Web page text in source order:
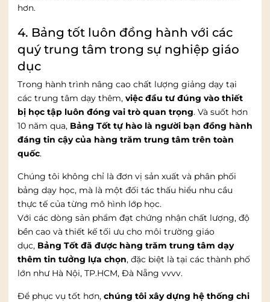
hơn.
4. Bảng tốt luôn đồng hành với các
quý trung tâm trong sự nghiệp giáo
dục
Trong hành trình nâng cao chất lượng giảng dạy tại
các trung tâm dạy thêm, việc đầu tư đúng vào thiết
bị học tập luôn đóng vai trò quan trọng. Và suốt hơn
10 năm qua, Bảng Tốt tự hào là người bạn đồng hành
đáng tin cậy của hàng trăm trung tâm trên toàn
quốc.
Chúng tôi không chỉ là đơn vị sản xuất và phân phối
bảng dạy học, mà là một đối tác thấu hiểu nhu cầu
thực tế của từng mô hình lớp học.
Với các dòng sản phẩm đạt chứng nhận chất lượng, độ
bền cao và thiết kế tối ưu cho môi trường giáo
dục, Bảng Tốt đã được hàng trăm trung tâm dạy
thêm tin tưởng lựa chọn, đặc biệt là tại các thành phố
lớn như Hà Nội, TP.HCM, Đà Nẵng vvvv.
Để phục vụ tốt hơn, chúng tôi xây dựng hệ thống chi